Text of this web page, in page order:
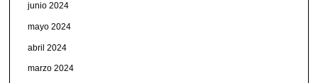
junio 2024
mayo 2024
abril 2024
marzo 2024